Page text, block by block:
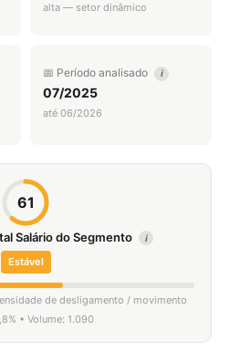
alta — setor dinâmico
📅 Período analisado i
07/2025
até 06/2026
61
Salário do Segmento i
Estável
de desligamento / movimento
• Volume: 1.090